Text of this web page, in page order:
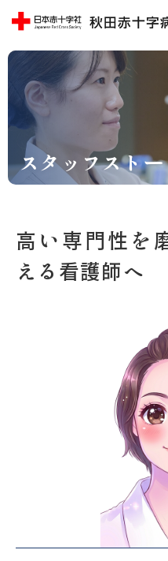
スタッフスト
高い専門性を
える看護師へ